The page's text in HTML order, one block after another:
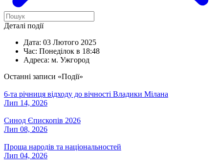
Деталі події
Дата: 03 Лютого 2025
Час: Понеділок в 18:48
Адреса: м. Ужгород
Останні записи «Події»
6-та річниця відходу до вічності Владики Мілана
Лип 14, 2026
Синод Єпископів 2026
Лип 08, 2026
Проща народів та національностей
Лип 04, 2026